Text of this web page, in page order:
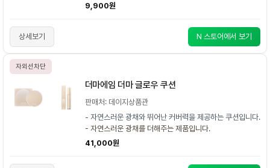
9,900원
상세보기 N 스토어에서 보기
자외선차단
더마에임 더마 글로우 쿠션
판매처: 데이지상품관
- 자연스러운 광채와 뛰어난 커버력을 제공하는 쿠션입니다.
- 자연스러운 광채를 더해주는 제품입니다.
41,000원